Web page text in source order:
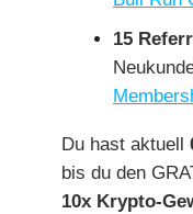
15
Du hast aktuell
bis du den
10x Krypto-